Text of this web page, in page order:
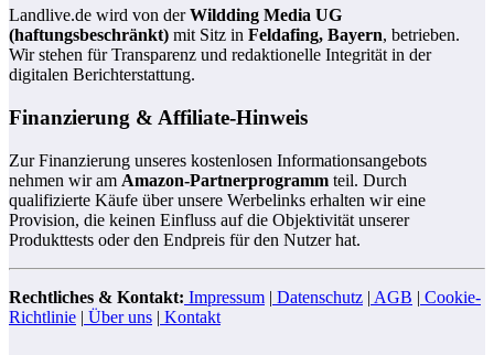
Landlive.de wird von derWildding Media UG
(haftungsbeschränkt) mit Sitz in Feldafing, Bayern, betrieben.
Wir stehen für Transparenz und redaktionelle Integrität in der
digitalen Berichterstattung.
Finanzierung & Affiliate-Hinweis
Zur Finanzierung unseres kostenlosen Informationsangebots
nehmen wir am Amazon-Partnerprogramm teil. Durch
qualifizierte Käufe über unsere Werbelinks erhalten wir eine
Provision, die keinen Einfluss auf die Objektivität unserer
Produkttests oder den Endpreis für den Nutzer hat.
Rechtliches & Kontakt: Impressum | Datenschutz | AGB | Cookie-
Richtlinie | Über uns | Kontakt